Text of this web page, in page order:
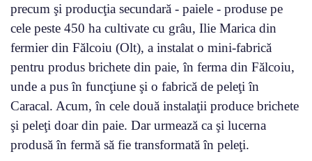
precum şi producţia secundară - paiele - produse pe
cele peste 450 ha cultivate cu grâu, Ilie Marica din
fermier din Fălcoiu (Olt), a instalat o mini-fabrică
pentru produs brichete din paie, în ferma din Fălcoiu,
unde a pus în funcţiune şi o fabrică de peleţi în
Caracal. Acum, în cele două instalaţii produce brichete
şi peleţi doar din paie. Dar urmează ca şi lucerna
produsă în fermă să fie transformată în peleţi.